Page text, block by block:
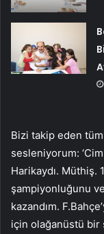
Bizi takip eden
sesleniyorum:
Harikaydı. Müthiş.
şampiyonluğunu
kazandım.
için olağanüstü bir